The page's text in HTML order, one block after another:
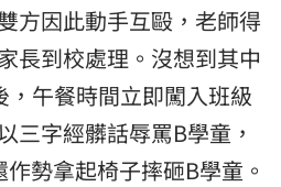
方因此動手互毆，老師得
長到校處理。沒想到其中
午餐時間立即闖入班級
三字經髒話辱罵B學童，
勢拿起椅子摔砸B學童。